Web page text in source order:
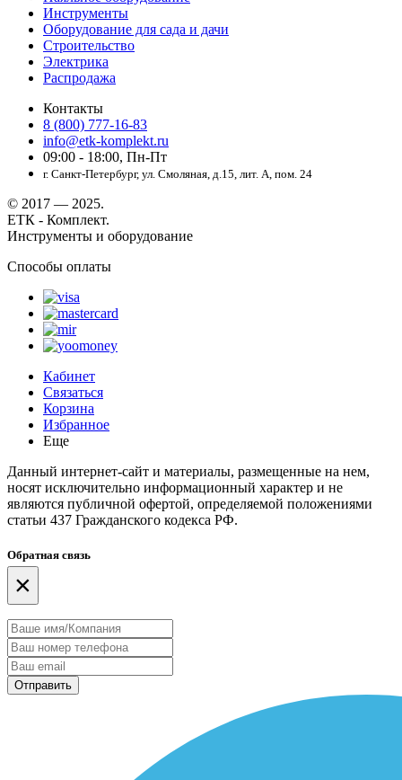
Инструменты
Оборудование для сада и дачи
Строительство
Электрика
Распродажа
Контакты
8 (800) 777-16-83
info@etk-komplekt.ru
09:00 - 18:00, Пн-Пт
г. Санкт-Петербург, ул. Смоляная, д.15, лит. А, пом. 24
© 2017 — 2025.
ЕТК - Комплект.
Инструменты и оборудование
Способы оплаты
Кабинет
Связаться
Корзина
Избранное
Еще
Данный интернет-сайт и материалы, размещенные на нем,
носят исключительно информационный характер и не
являются публичной офертой, определяемой положениями
статьи 437 Гражданского кодекса РФ.
Обратная связь
×
Отправить